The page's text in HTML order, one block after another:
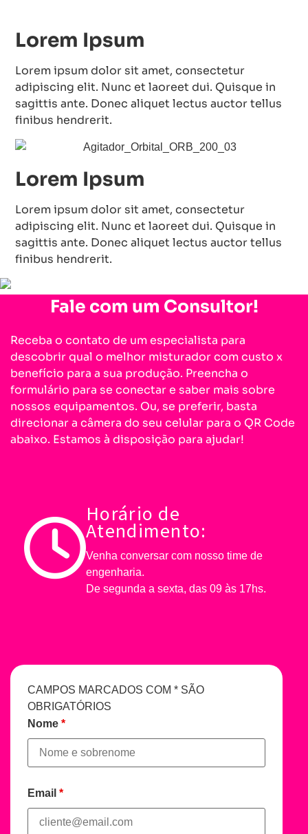
Lorem Ipsum
Lorem ipsum dolor sit amet, consectetur
adipiscing elit. Nunc et laoreet dui. Quisque in
sagittis ante. Donec aliquet lectus auctor tellus
finibus hendrerit.
Lorem Ipsum
Lorem ipsum dolor sit amet, consectetur
adipiscing elit. Nunc et laoreet dui. Quisque in
sagittis ante. Donec aliquet lectus auctor tellus
finibus hendrerit.
Fale com um Consultor!
Receba o contato de um especialista para
descobrir qual o melhor misturador com custo x
benefício para a sua produção. Preencha o
formulário para se conectar e saber mais sobre
nossos equipamentos. Ou, se preferir, basta
direcionar a câmera do seu celular para o QR Code
abaixo. Estamos à disposição para ajudar!
Horário de
Atendimento:
Venha conversar com nosso time de
engenharia.
De segunda a sexta, das 09 às 17hs.
CAMPOS MARCADOS COM * SÃO
OBRIGATÓRIOS
Nome *
Email *